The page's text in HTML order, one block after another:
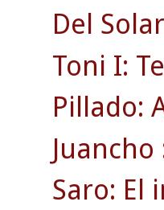
Del
Toni I:
Pillado:
Saro: El